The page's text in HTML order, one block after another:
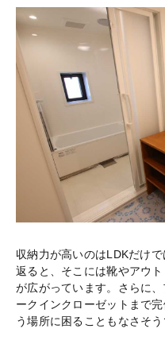
収納力が高いのはLDKだけ
返ると、そこには靴やアウ
が広がっています。さらに
ークインクローゼットまで
う場所に困ることもなさそう